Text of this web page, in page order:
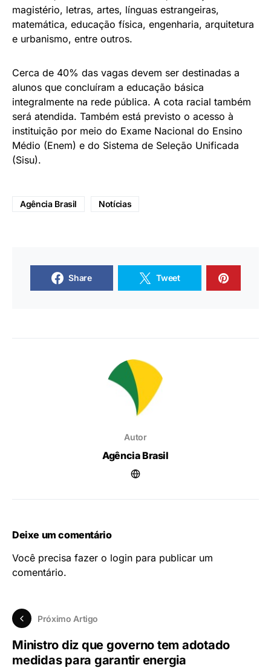
magistério, letras, artes, línguas estrangeiras,
matemática, educação física, engenharia, arquitetura
e urbanismo, entre outros.
Cerca de 40% das vagas devem ser destinadas a
alunos que concluíram a educação básica
integralmente na rede pública. A cota racial também
será atendida. Também está previsto o acesso à
instituição por meio do Exame Nacional do Ensino
Médio (Enem) e do Sistema de Seleção Unificada
(Sisu).
Agência Brasil Notícias
Share Tweet
Autor
Agência Brasil
Deixe um comentário
Você precisa fazer o login para publicar um
comentário.
Próximo Artigo
Ministro diz que governo tem adotado
medidas para garantir energia